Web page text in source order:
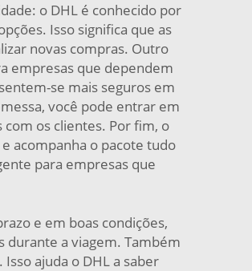
o DHL é conhecido por
Isso significa que as
novas compras. Outro
empresas que dependem
se mais seguros em
você pode entrar em
os clientes. Por fim, o
acompanha o pacote tudo
para empresas que
e em boas condições,
durante a viagem. Também
ajuda o DHL a saber